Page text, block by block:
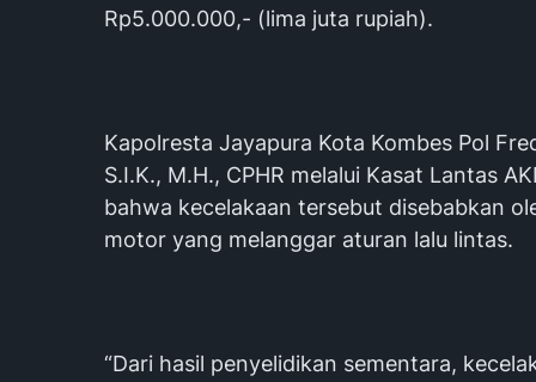
Rp5.000.000,- (lima juta rupiah).
‎Kapolresta Jayapura Kota Kombes Pol
S.I.K., M.H., CPHR melalui Kasat Lantas
bahwa kecelakaan tersebut disebabkan
motor yang melanggar aturan lalu lintas.
‎“Dari hasil penyelidikan sementara,